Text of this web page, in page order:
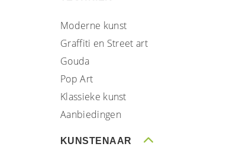
Moderne kunst
Graffiti en Street art
Gouda
Pop Art
Klassieke kunst
Aanbiedingen
KUNSTENAAR